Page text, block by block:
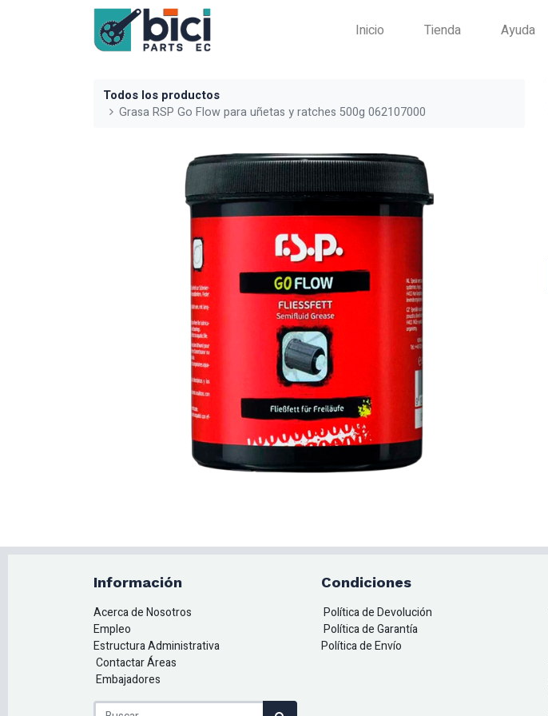
Inicio Tienda Ayuda
Todos los productos
Grasa RSP Go Flow para uñetas y ratches 500g 062107000
Información
Acerca de Nosotros
Empleo
Estructura Administrativa
Contactar Áreas
Embajadores
Condiciones
Política de Devolución
Política de Garantía
Política de Envío